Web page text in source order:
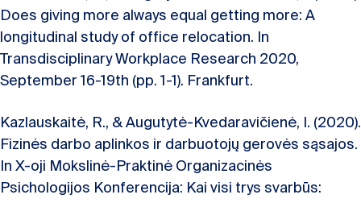
Does giving more always equal getting more: A
longitudinal study of office relocation. In
Transdisciplinary Workplace Research 2020,
September 16-19th (pp. 1-1). Frankfurt.
Kazlauskaitė, R., & Augutytė-Kvedaravičienė, I. (2020).
Fizinės darbo aplinkos ir darbuotojų gerovės sąsajos.
In X-oji Mokslinė-Praktinė Organizacinės
Psichologijos Konferencija: Kai visi trys svarbūs: